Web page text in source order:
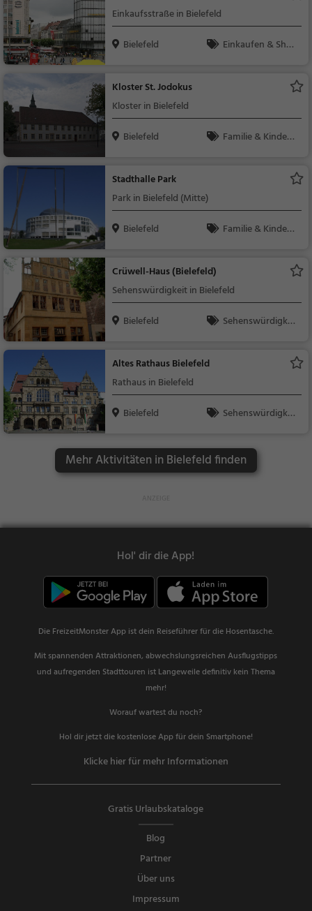
Einkaufsstraße in Bielefeld
Bielefeld
Einkaufen & Shop
Kloster St. Jodokus
Kloster in Bielefeld
Bielefeld
Familie & Kinder,
Stadthalle Park
Park in Bielefeld (Mitte)
Bielefeld
Familie & Kinder,
Crüwell-Haus (Bielefeld)
Sehenswürdigkeit in Bielefeld
Bielefeld
Sehenswürdigkei
Altes Rathaus Bielefeld
Rathaus in Bielefeld
Bielefeld
Sehenswürdigkei
Mehr Aktivitäten in Bielefeld finden
Hol' dir die App!
Die FreizeitMonster App ist dein Reiseführer für die Hosentasche.
Mit spannenden Attraktionen, abwechslungsreichen Ausflugstipps
und aufregenden Stadttouren ist Langeweile definitiv kein Thema
mehr!
Worauf wartest du noch?
Hol dir jetzt die kostenlose App für dein Smartphone!
Klicke hier für mehr Informationen
Gratis Urlaubskataloge
Blog
Partner
Über uns
Impressum